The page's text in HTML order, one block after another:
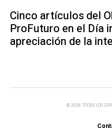
Cinco artículos del
ProFuturo en el Día
apreciación de la
© 2026 TODOS LOS